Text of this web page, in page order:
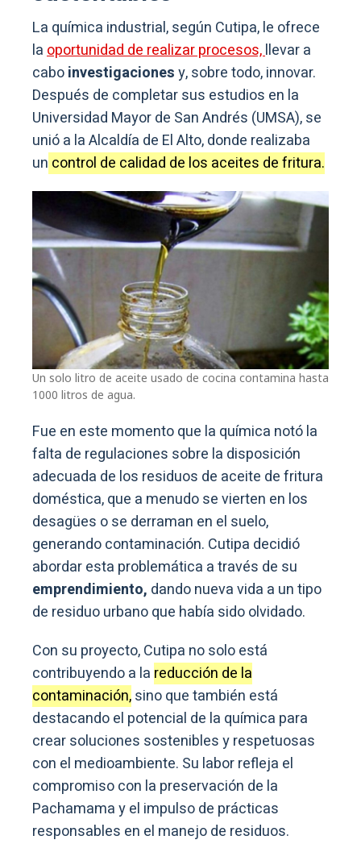
La química industrial, según Cutipa, le ofrece
laoportunidad de realizar procesos,llevar a
caboinvestigacionesy, sobre todo, innovar.
Después de completar sus estudios en la
Universidad Mayor de San Andrés (UMSA), se
unió a la Alcaldía de El Alto, donde realizaba
un control de calidad de los aceites de fritura.
Un solo litro de aceite usado de cocina contamina hasta
1000 litros de agua.
Fue en este momento que la química notó la
falta de regulaciones sobre la disposición
adecuada de los residuos de aceite de fritura
doméstica, que a menudo se vierten en los
desagües o se derraman en el suelo,
generando contaminación. Cutipa decidió
abordar esta problemática a través de su
emprendimiento, dando nueva vida a un tipo
de residuo urbano que había sido olvidado.
Con su proyecto, Cutipa no solo está
contribuyendo a la reducción de la
contaminación,sino que también está
destacando el potencial de la química para
crear soluciones sostenibles y respetuosas
con el medioambiente. Su labor refleja el
compromiso con la preservación de la
Pachamama y el impulso de prácticas
responsables en el manejo de residuos.